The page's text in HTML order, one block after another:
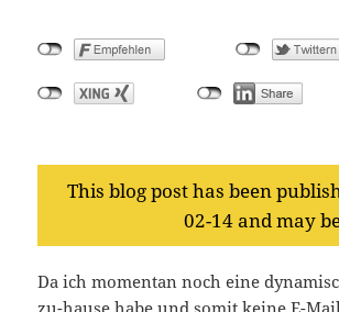
This blog post has been
02-14 and may
Da ich momentan noch eine